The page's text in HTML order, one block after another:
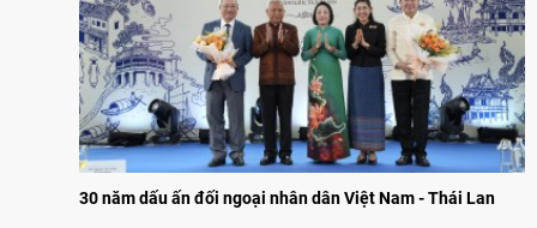
30 năm dấu ấn đối ngoại nhân dân Việt Nam - Thái Lan